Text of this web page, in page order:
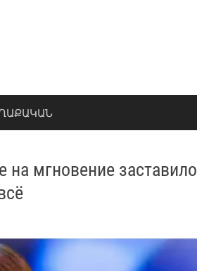
на мгновение заставило